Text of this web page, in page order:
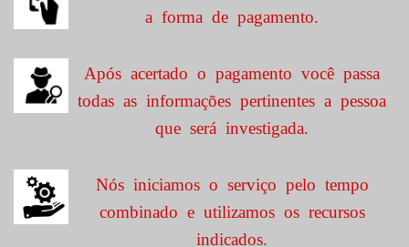
a forma de pagamento.
Após acertado o pagamento você passa
todas as informações pertinentes a pessoa
que será investigada.
Nós iniciamos o serviço pelo tempo
combinado e utilizamos os recursos
indicados.